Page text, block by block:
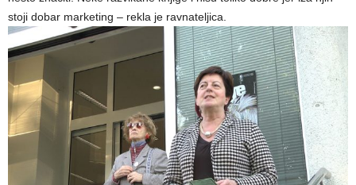
stoji dobar marketing – rekla je ravnateljica.